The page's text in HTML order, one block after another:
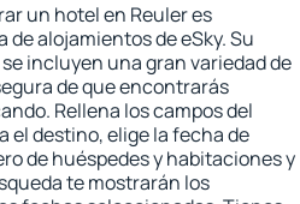
un hotel en Reuler es
alojamientos de eSky. Su
incluyen una gran variedad de
de que encontrarás
Rellena los campos del
el destino, elige la fecha de
de huéspedes y habitaciones y
te mostrarán los